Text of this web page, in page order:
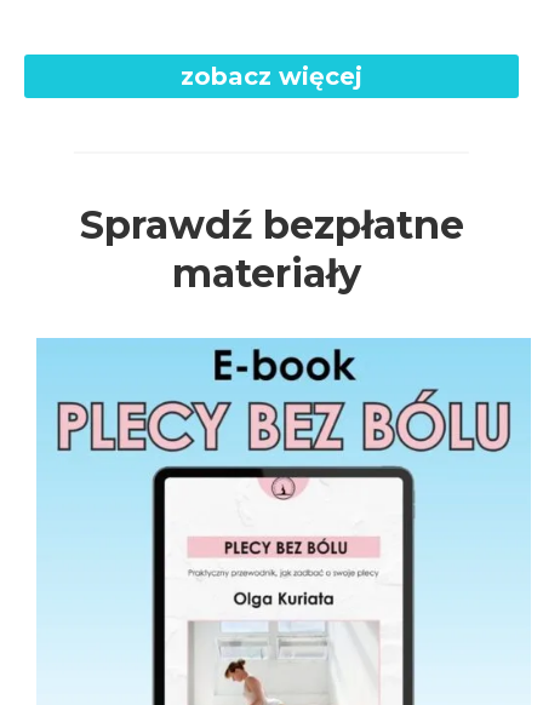
zobacz więcej
Sprawdź bezpłatne
materiały